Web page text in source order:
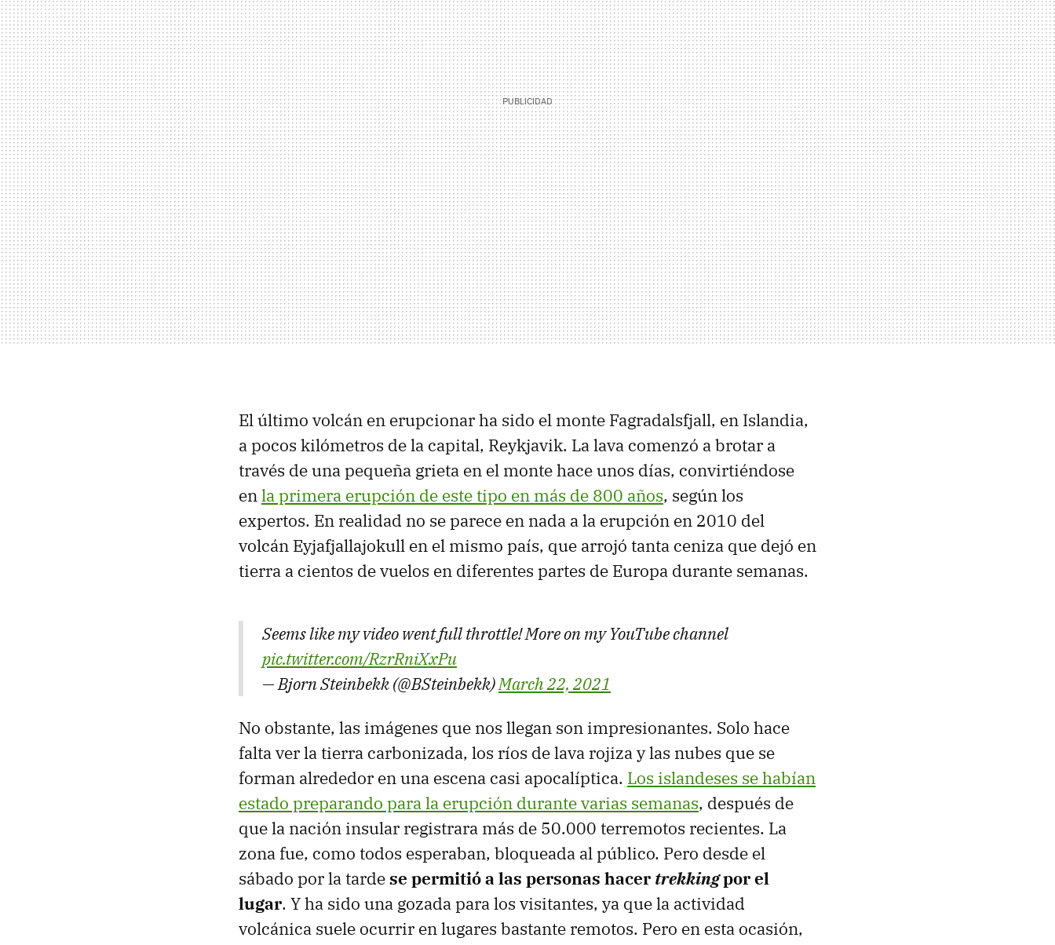
El último volcán en erupcionar ha sido el monte Fagradalsfjall, en Islandia,
a pocos kilómetros de la capital, Reykjavik. La lava comenzó a brotar a
través de una pequeña grieta en el monte hace unos días, convirtiéndose
enla primera erupción de este tipo en más de 800 años, según los
expertos. En realidad no se parece en nada a la erupción en 2010 del
volcán Eyjafjallajokull en el mismo país, que arrojó tanta ceniza que dejó en
tierra a cientos de vuelos en diferentes partes de Europa durante semanas.
Seems like my video went full throttle! More on my YouTube channel
pic.twitter.com/RzrRniXxPu
— Bjorn Steinbekk (@BSteinbekk)March 22, 2021
No obstante, las imágenes que nos llegan son impresionantes. Solo hace
falta ver la tierra carbonizada, los ríos de lava rojiza y las nubes que se
forman alrededor en una escena casi apocalíptica. Los islandeses se habían
estado preparando para la erupción durante varias semanas, después de
que la nación insular registrara más de 50.000 terremotos recientes. La
zona fue, como todos esperaban, bloqueada al público. Pero desde el
sábado por la tardese permitió a las personas hacer trekkingpor el
lugar. Y ha sido una gozada para los visitantes, ya que la actividad
volcánica suele ocurrir en lugares bastante remotos. Pero en esta ocasión,